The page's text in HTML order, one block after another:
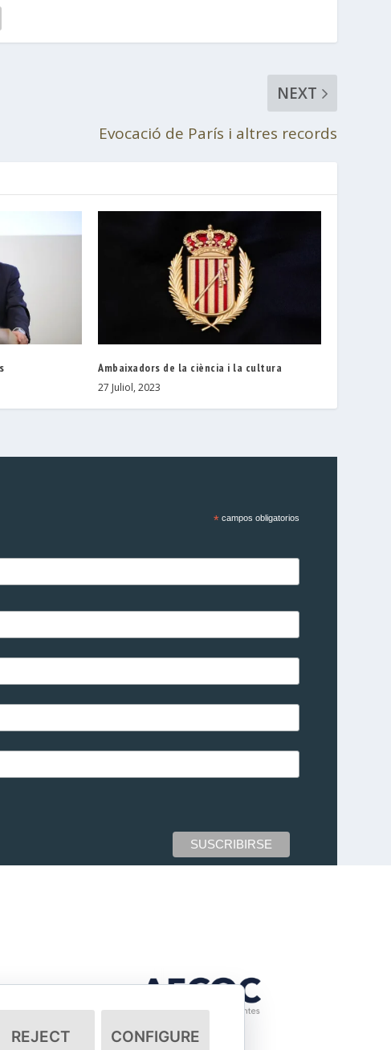
NEXT
Evocació de París i altres records
Ambaixadors de la ciència i la cultura
27 Juliol, 2023
*campos obligatorios
REJECT CONFIGURE